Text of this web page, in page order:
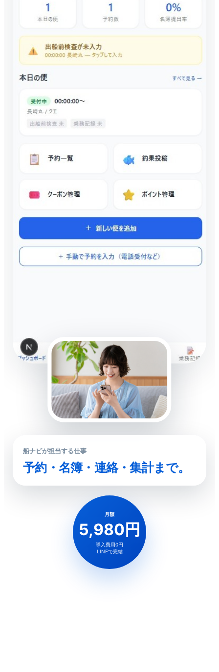
船ナビが担当する仕事
予約・名簿・連絡・集計まで。
月額
5,980円
導入費用0円
LINEで完結